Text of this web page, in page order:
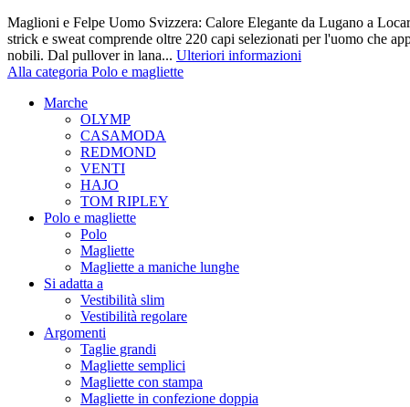
Maglioni e Felpe Uomo Svizzera: Calore Elegante da Lugano a
strick e sweat comprende oltre 220 capi selezionati per l'uomo che
nobili. Dal pullover in lana... Ulteriori informazioni
Alla categoria Polo e magliette
Marche
OLYMP
CASAMODA
REDMOND
VENTI
HAJO
TOM RIPLEY
Polo e magliette
Polo
Magliette
Magliette a maniche lunghe
Si adatta a
Vestibilità slim
Vestibilità regolare
Argomenti
Taglie grandi
Magliette semplici
Magliette con stampa
Magliette in confezione doppia